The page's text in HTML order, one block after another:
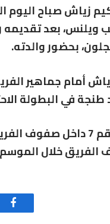
زياش صباح اليوم
ويلنس، بعد
بحضور والدته.
أمام جماهير
في البطولة
ويحمل زياش القميص رقم
الفريق خلال